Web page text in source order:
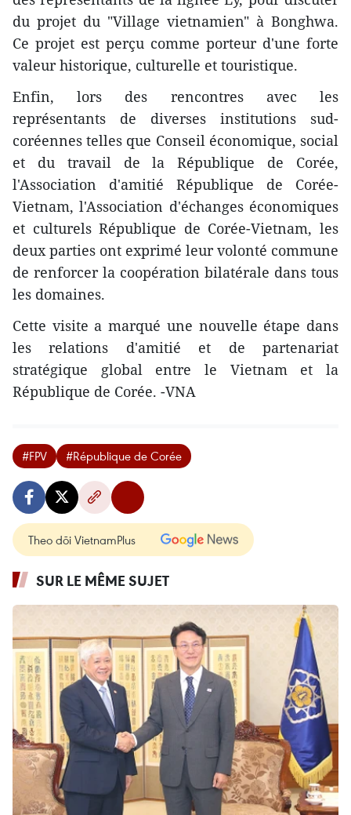
du projet du "Village vietnamien" à Bonghwa.
Ce projet est perçu comme porteur d'une forte
valeur historique, culturelle et touristique.
Enfin, lors des rencontres avec les
représentants de diverses institutions sud-
coréennes telles que Conseil économique, social
et du travail de la République de Corée,
l'Association d'amitié République de Corée-
Vietnam, l'Association d'échanges économiques
et culturels République de Corée-Vietnam, les
deux parties ont exprimé leur volonté commune
de renforcer la coopération bilatérale dans tous
les domaines.
Cette visite a marqué une nouvelle étape dans
les relations d'amitié et de partenariat
stratégique global entre le Vietnam et la
République de Corée. -VNA
#FPV #République de Corée
Theo dõi VietnamPlus
SUR LE MÊME SUJET